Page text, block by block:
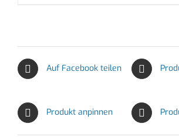
Auf Facebook teilen
Produkt anpinnen